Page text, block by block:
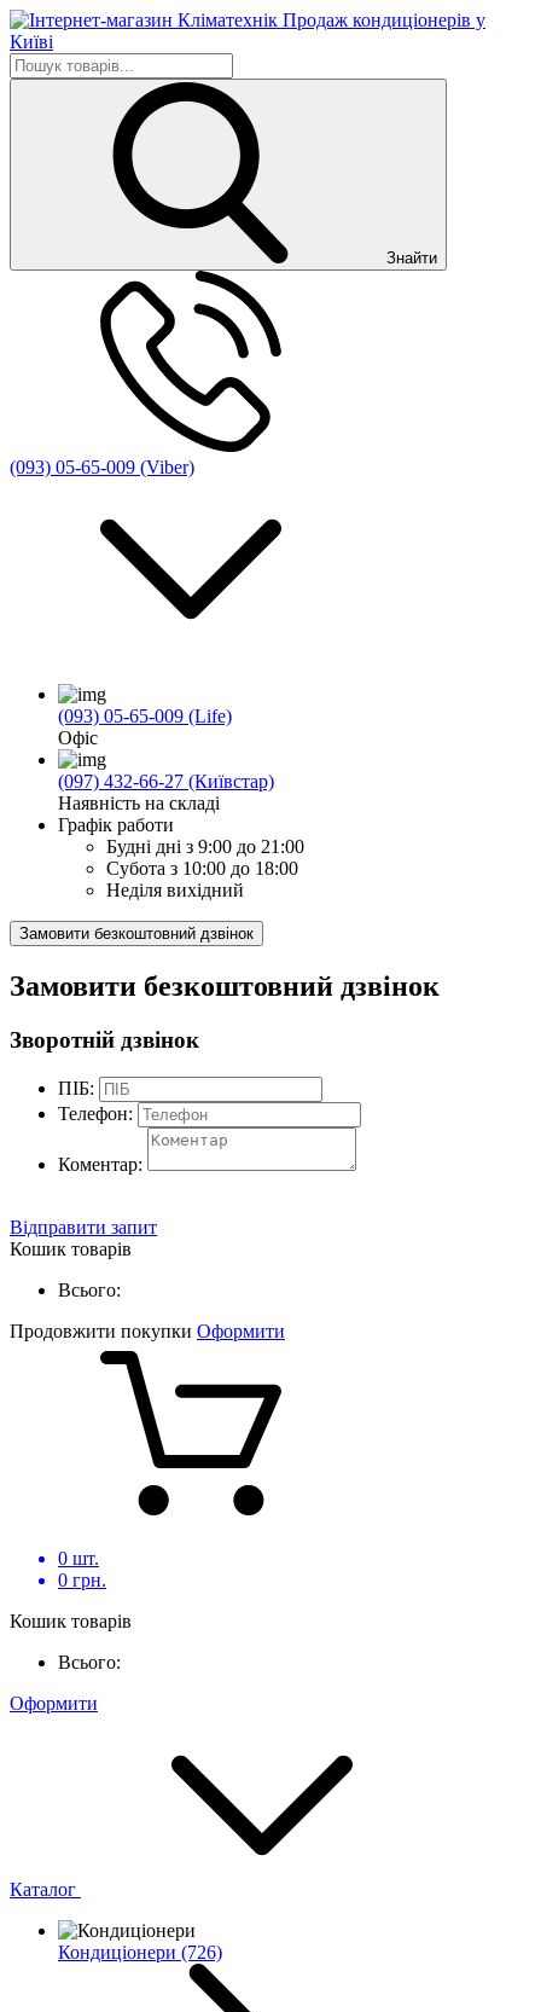
Знайти
(093) 05-65-009 (Viber)
(093) 05-65-009 (Life)
Офіс
(097) 432-66-27 (Київстар)
Наявність на складі
Графік работи
Будні дні з 9:00 до 21:00
Субота з 10:00 до 18:00
Неділя вихідний
Замовити безкоштовний дзвінок
Замовити безкоштовний дзвінок
Зворотній дзвінок
ПІБ:
Телефон:
Коментар:
Відправити запит
Кошик товарів
Всього:
Продовжити покупки Оформити
0 шт.
0 грн.
Кошик товарів
Всього:
Оформити
Каталог
Кондиціонери (726)